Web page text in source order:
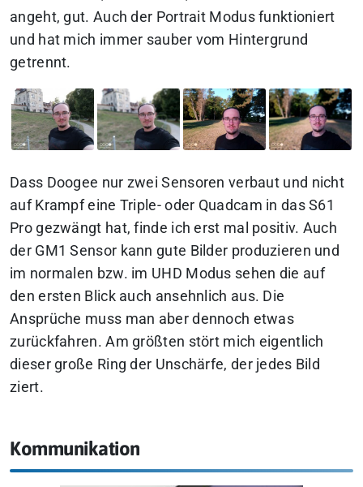
angeht, gut. Auch der Portrait Modus funktioniert
und hat mich immer sauber vom Hintergrund
getrennt.
Dass Doogee nur zwei Sensoren verbaut und nicht
auf Krampf eine Triple- oder Quadcam in das S61
Pro gezwängt hat, finde ich erst mal positiv. Auch
der GM1 Sensor kann gute Bilder produzieren und
im normalen bzw. im UHD Modus sehen die auf
den ersten Blick auch ansehnlich aus. Die
Ansprüche muss man aber dennoch etwas
zurückfahren. Am größten stört mich eigentlich
dieser große Ring der Unschärfe, der jedes Bild
ziert.
Kommunikation